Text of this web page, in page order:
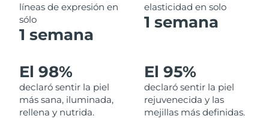
líneas de expresión en
sólo
1 semana
elasticidad en solo
1 semana
El 98%
declaró sentir la piel
más sana, iluminada,
rellena y nutrida.
El 95%
declaró sentir la piel
rejuvenecida y las
mejillas más definidas.
Catar Entrega prevista8/10/26
Reunión
Rumanía
Rusia Entrega prevista8/17/26
Arabia Saudí Entrega prevista8/10/26